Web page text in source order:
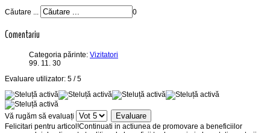
Căutare ... 0
Comentariu
Categoria părinte: Vizitatori
99. 11. 30
Evaluare utilizator: 5 /5
Vă rugăm să evaluați
Felicitari pentru articol!Continuati in actiunea de promovare a beneficiilor